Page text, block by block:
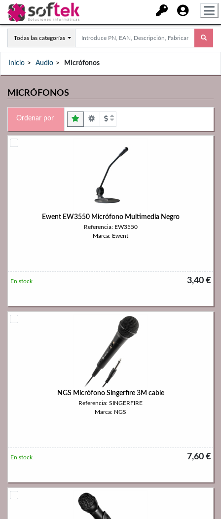
Todas las categorías
Inicio Audio Micrófonos
MICRÓFONOS
Ordenar por
Ewent EW3550 Micrófono Multimedia Negro
Referencia: EW3550
Marca: Ewent
3,40 €
En stock
NGS Micrófono Singerfire 3M cable
Referencia: SINGERFIRE
Marca: NGS
7,60 €
En stock